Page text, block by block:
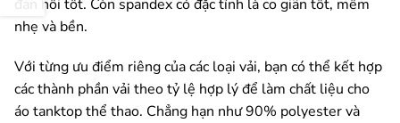
đàn hồi tốt. Còn spandex có đặc tính là co giãn tốt, mềm
nhẹ và bền.
Với từng ưu điểm riêng của các loại vải, bạn có thể kết hợp
các thành phần vải theo tỷ lệ hợp lý để làm chất liệu cho
áo tanktop thể thao. Chẳng hạn như 90% polyester và